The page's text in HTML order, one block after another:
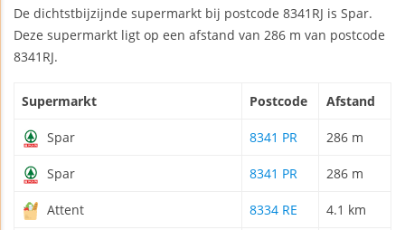
De dichtstbijzijnde supermarkt bij postcode 8341RJ is Spar.
Deze supermarkt ligt op een afstand van 286 m van postcode
8341RJ.
Supermarkt Postcode Afstand
Spar 8341 PR 286 m
Spar 8341 PR 286 m
Attent 8334 RE 4.1 km